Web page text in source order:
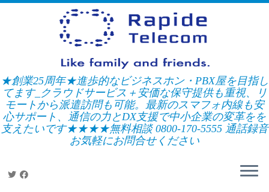
Skip
★創業25周年★進歩的なビジネスホン・PBX屋を目指し
てます_クラウドサービス＋安価な保守提供も重視、リ
モートから派遣訪問も可能。最新のスマフォ内線も安
心サポート、通信の力とDX支援で中小企業の変革をを
支えたいです★★★★無料相談 0800-170-5555 通話録音
お気軽にお問合せください